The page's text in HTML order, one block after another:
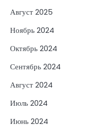
Август 2025
Ноябрь 2024
Октябрь 2024
Сентябрь 2024
Август 2024
Июль 2024
Июнь 2024